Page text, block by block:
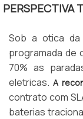
PERSPECTIVA
Sob a otica da
programada de
70% as
eletricas. A
contrato com
baterias